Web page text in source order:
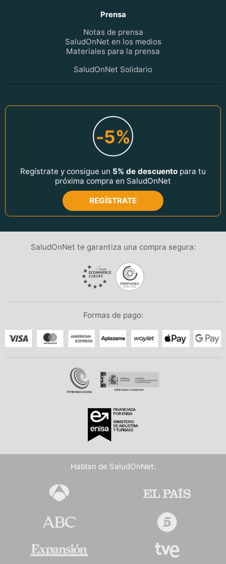
Prensa
Notas de prensa
SaludOnNet en los medios
Materiales para la prensa
SaludOnNet Solidario
-5%
Regístrate y consigue un 5% de descuento para tu
próxima compra en SaludOnNet
REGÍSTRATE
SaludOnNet te garantiza una compra segura:
Formas de pago:
Hablan de SaludOnNet: